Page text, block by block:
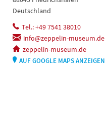
Deutschland
Tel.: +49 7541 38010
info@zeppelin-museum.de
zeppelin-museum.de
AUF GOOGLE MAPS ANZEIGEN